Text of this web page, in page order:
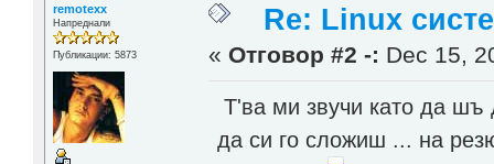
remotexx
Напреднали
Публикации: 5873
Re: Linux
« Отговор #2 -: Dec 15,
Т'ва ми звучи като да шъ
да си го сложиш ... на